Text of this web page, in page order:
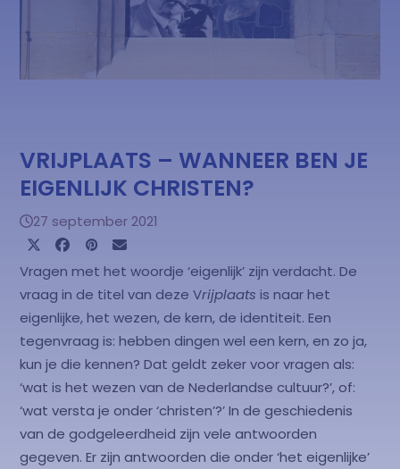
VRIJPLAATS – WANNEER BEN JE
EIGENLIJK CHRISTEN?
27 september 2021
Vragen met het woordje ‘eigenlijk’ zijn verdacht. De
vraag in de titel van deze Vrijplaats is naar het
eigenlijke, het wezen, de kern, de identiteit. Een
tegenvraag is: hebben dingen wel een kern, en zo ja,
kun je die kennen? Dat geldt zeker voor vragen als:
‘wat is het wezen van de Nederlandse cultuur?’, of:
‘wat versta je onder ‘christen’?’ In de geschiedenis
van de godgeleerdheid zijn vele antwoorden
gegeven. Er zijn antwoorden die onder ‘het eigenlijke’